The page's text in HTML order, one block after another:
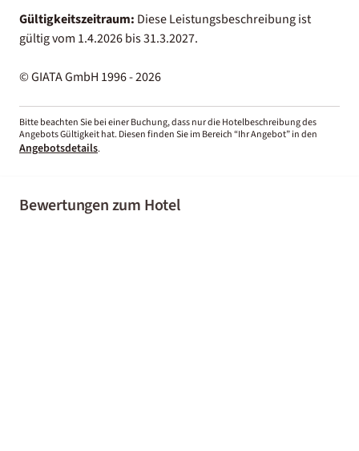
Gültigkeitszeitraum: Diese Leistungsbeschreibung ist
gültig vom 1.4.2026 bis 31.3.2027.
© GIATA GmbH 1996 - 2026
Bitte beachten Sie bei einer Buchung, dass nur die Hotelbeschreibung des
Angebots Gültigkeit hat. Diesen finden Sie im Bereich “Ihr Angebot” in den
Angebotsdetails.
Bewertungen zum Hotel